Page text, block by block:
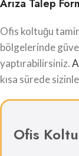
Arıza Talep
Ofis koltuğu
bölgelerinde
yaptırabilirsiniz.
kısa sürede
Ofis